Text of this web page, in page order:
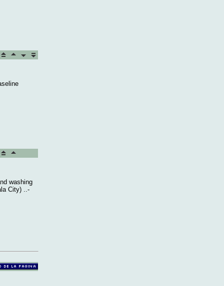
washing
City) ..-